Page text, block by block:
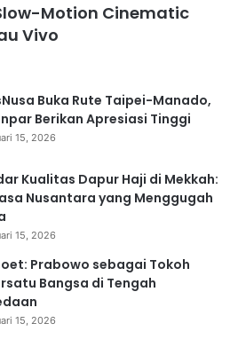
Motion Cinematic
Vivo
Buka Rute Taipei-Manado,
Berikan Apresiasi Tinggi
15, 2026
Kualitas Dapur Haji di Mekkah:
Nusantara yang Menggugah
15, 2026
Prabowo sebagai Tokoh
Bangsa di Tengah
15, 2026